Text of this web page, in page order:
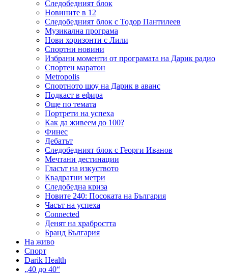
Следобедният блок
Новините в 12
Следобедният блок с Тодор Пантилеев
Музикална програма
Нови хоризонти с Лили
Спортни новини
Избрани моменти от програмата на Дарик радио
Спортен маратон
Metropolis
Спортното шоу на Дарик в аванс
Подкаст в ефира
Още по темата
Портрети на успеха
Как да живеем до 100?
Финес
Дебатът
Следобедният блок с Георги Иванов
Мечтани дестинации
Гласът на изкуството
Квадратни метри
Следобедна криза
Новите 240: Посоката на България
Часът на успеха
Connected
Денят на храбростта
Бранд България
На живо
Спорт
Darik Health
„40 до 40“